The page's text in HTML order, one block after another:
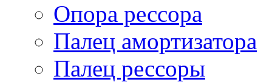
Опора рессора
Палец амортизатора
Палец рессоры